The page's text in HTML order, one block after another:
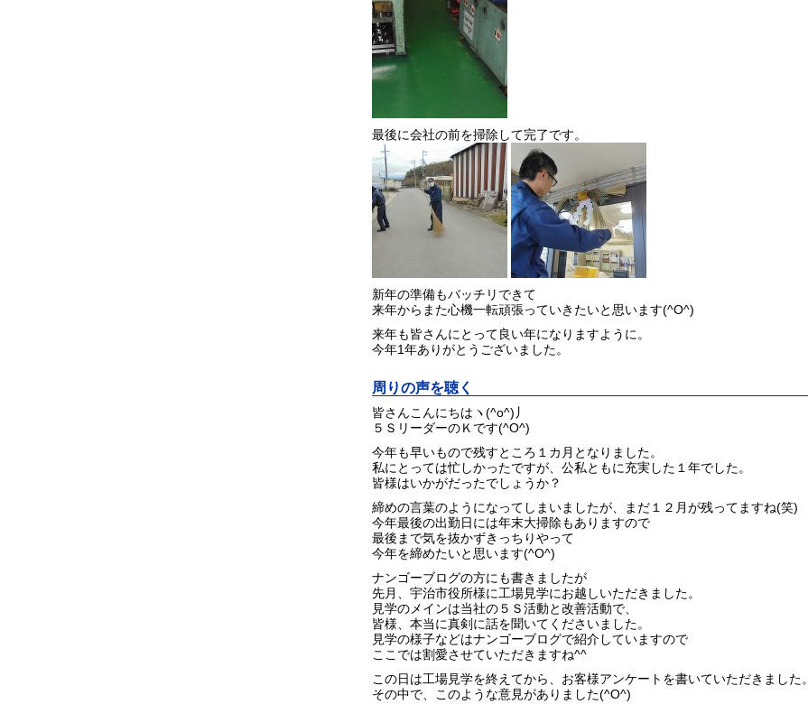
最後に会社の前を掃除して完了です。
新年の準備もバッチリできて
来年からまた心機一転頑張っていきたいと思います(^O^)
来年も皆さんにとって良い年になりますように。
今年1年ありがとうございました。
周りの声を聴く
皆さんこんにちはヽ(^o^)丿
５ＳリーダーのＫです(^O^)
今年も早いもので残すところ１カ月となりました。
私にとっては忙しかったですが、公私ともに充実した１年でした。
皆様はいかがだったでしょうか？
締めの言葉のようになってしまいましたが、まだ１２月が残ってますね(笑)
今年最後の出勤日には年末大掃除もありますので
最後まで気を抜かずきっちりやって
今年を締めたいと思います(^O^)
ナンゴーブログの方にも書きましたが
先月、宇治市役所様に工場見学にお越しいただきました。
見学のメインは当社の５Ｓ活動と改善活動で、
皆様、本当に真剣に話を聞いてくださいました。
見学の様子などはナンゴーブログで紹介していますので
ここでは割愛させていただきますね^^
この日は工場見学を終えてから、お客様アンケートを書いていただきました。
その中で、このような意見がありました(^O^)